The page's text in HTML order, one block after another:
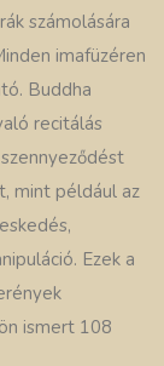
számolására
imafüzéren
Buddha
recitálás
mint például az
Ezek a
ismert 108